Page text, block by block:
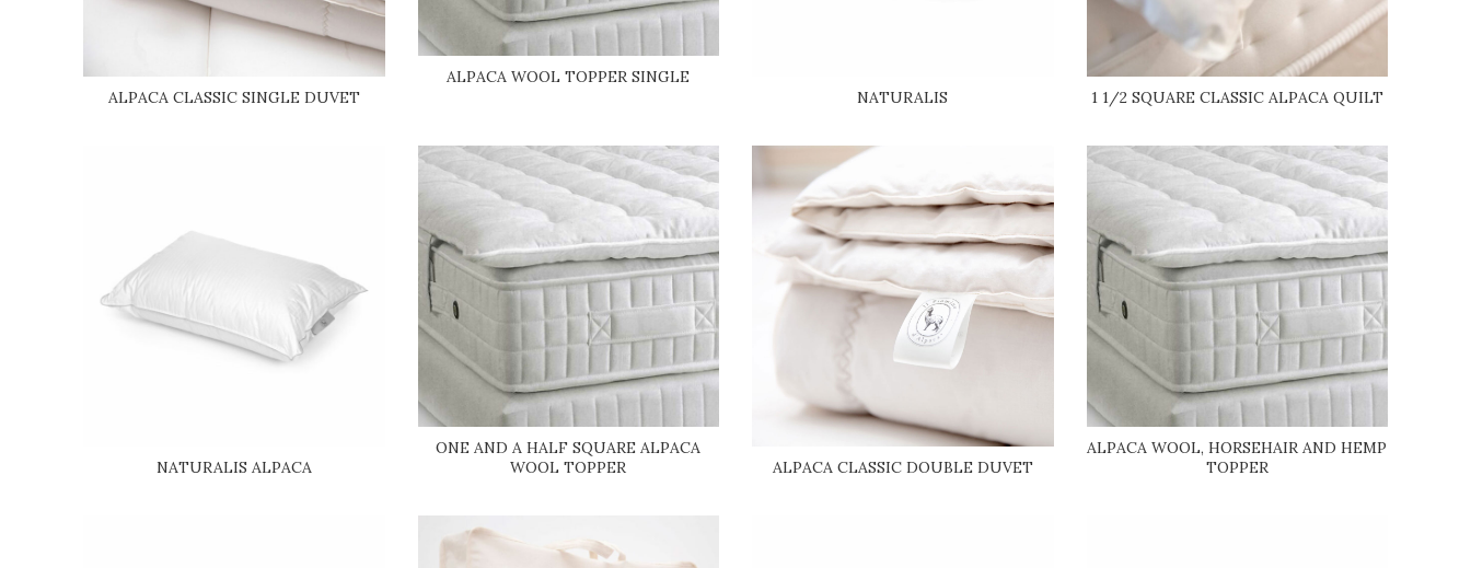
ALPACA CLASSIC SINGLE DUVET
ALPACA WOOL TOPPER SINGLE
NATURALIS
1 1/2 SQUARE CLASSIC ALPACA QUILT
NATURALIS ALPACA
ONE AND A HALF SQUARE ALPACA
WOOL TOPPER
ALPACA CLASSIC DOUBLE DUVET
ALPACA WOOL, HORSEHAIR AND HEMP
TOPPER